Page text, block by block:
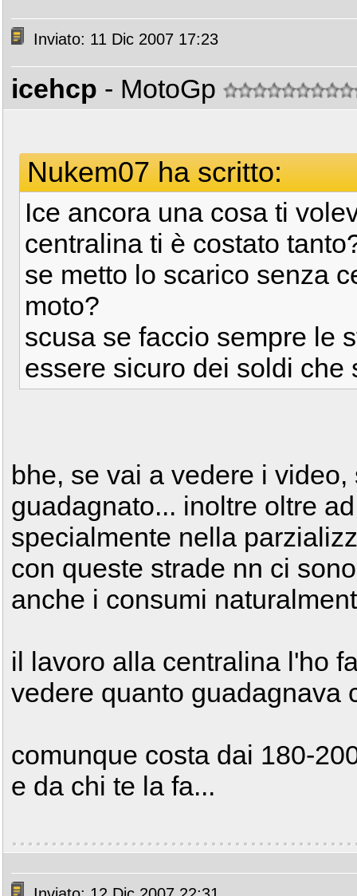
Inviato: 11 Dic 2007 17:23
icehcp - MotoGp
Nukem07 ha scritto:
Ice ancora una cosa ti
centralina ti è costato
se metto lo scarico senza
moto?
scusa se faccio sempre le
essere sicuro dei soldi
bhe, se vai a vedere i
guadagnato... inoltre oltre
specialmente nella
con queste strade nn ci
anche i consumi
il lavoro alla centralina l'ho
vedere quanto guadagnava
comunque costa dai 180-
e da chi te la fa...